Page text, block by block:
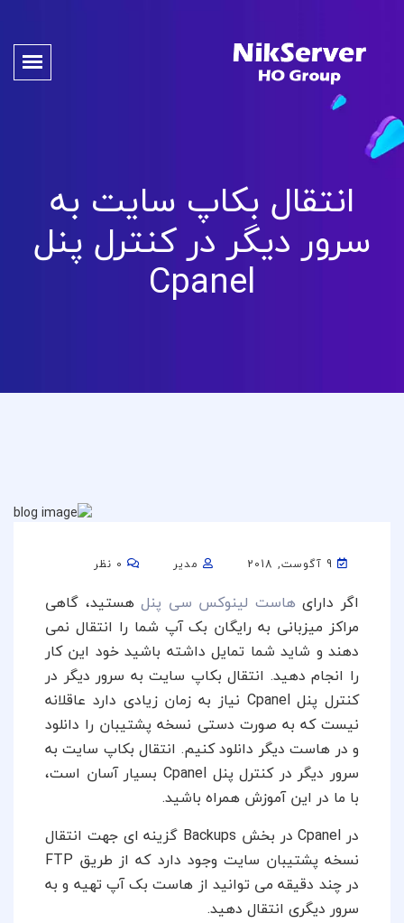
انتقال بکاپ سایت به
سرور دیگر در کنترل پنل
Cpanel
مدیر
اگر دارایهاست لینوکس سی پنلهستید، گاهی
مراکز میزبانی به رایگان بک آپ شما را انتقال نمی
دهند و شاید شما تمایل داشته باشید خود این کار
را انجام دهید. انتقال بکاپ سایت به سرور دیگر در
کنترل پنل Cpanel نیاز به زمان زیادی دارد عاقلانه
نیست که به صورت دستی نسخه پشتیبان را دانلود
و در هاست دیگر دانلود کنیم. انتقال بکاپ سایت به
سرور دیگر در کنترل پنل Cpanel بسیار آسان است،
با ما در این آموزش همراه باشید.
در Cpanel در بخش Backups گزینه ای جهت انتقال
نسخه پشتیبان سایت وجود دارد که از طریق FTP
در چند دقیقه می توانید از هاست بک آپ تهیه و به
سرور دیگری انتقال دهید.